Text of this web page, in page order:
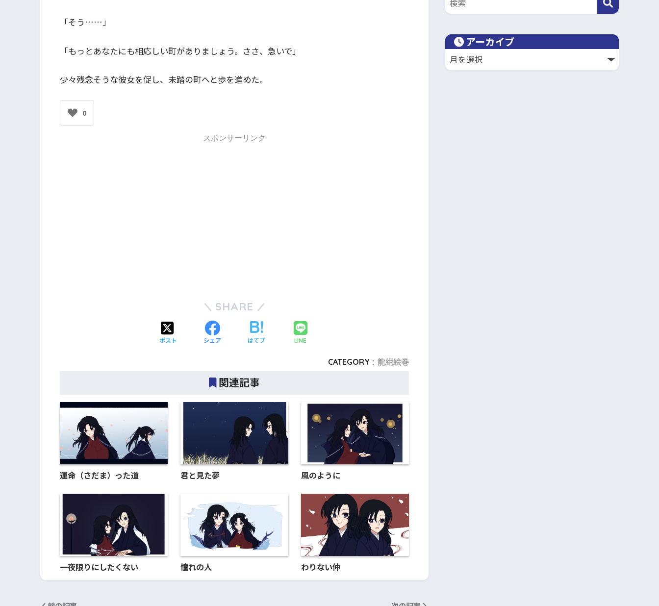
「そう……」
「もっとあなたにも相応しい町がありましょう。ささ、急いで」
少々残念そうな彼女を促し、未踏の町へと歩を進めた。
0
スポンサーリンク
SHARE
ポスト シェア はてブ LINE
CATEGORY : 龍紺絵巻
関連記事
運命（さだま）った道 君と見た夢 風のように
一夜限りにしたくない 憧れの人 わりない仲
アーカイブ